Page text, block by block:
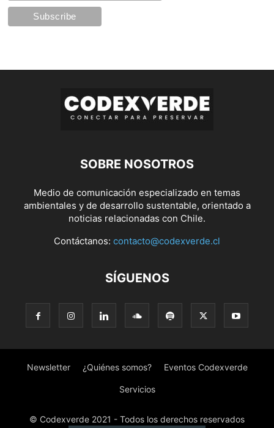
SOBRE NOSOTROS
Medio de comunicación especializado en temas
ambientales y de desarrollo sustentable, orientado a
noticias relacionadas con Chile.
Contáctanos: contacto@codexverde.cl
SÍGUENOS
Newsletter ¿Quiénes somos? Eventos Codexverde
Servicios
© Codexverde 2021 - Todos los derechos reservados